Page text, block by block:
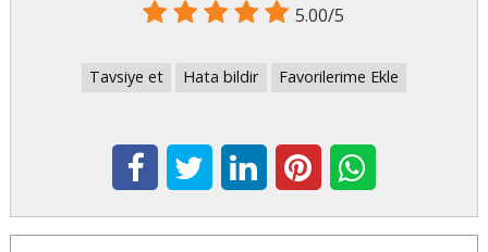
5.00/5
Tavsiye et Hata bildir Favorilerime Ekle